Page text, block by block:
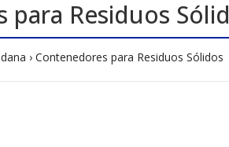
para Residuos
Contenedores para Residuos Sólidos